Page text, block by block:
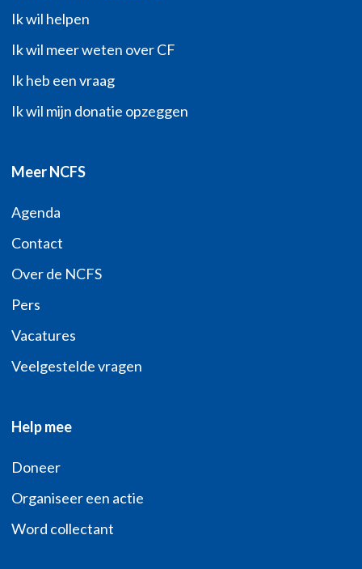
Ik wil helpen
Ik wil meer weten over CF
Ik heb een vraag
Ik wil mijn donatie opzeggen
Meer NCFS
Agenda
Contact
Over de NCFS
Pers
Vacatures
Veelgestelde vragen
Help mee
Doneer
Organiseer een actie
Word collectant